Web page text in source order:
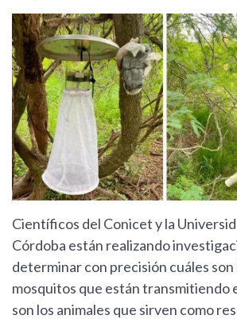
Científicos del Conicet y la
Córdoba están realizando
determinar con precisión cuáles son
mosquitos que están transmitiendo
son los animales que sirven como